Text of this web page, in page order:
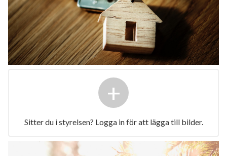
+
Sitter du i styrelsen? Logga in för att lägga till bilder.